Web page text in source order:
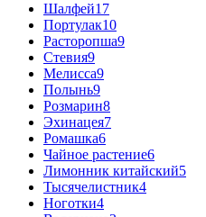
Шалфей17
Портулак10
Расторопша9
Стевия9
Мелисса9
Полынь9
Розмарин8
Эхинацея7
Ромашка6
Чайное растение6
Лимонник китайский5
Тысячелистник4
Ноготки4